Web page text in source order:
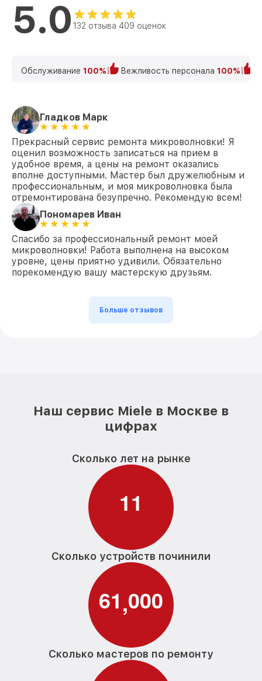
5.0 132 отзыва 409 оценок
Обслуживание 100% Вежливость персонала 100%
Гладков Марк
Прекрасный сервис ремонта микроволновки! Я
оценил возможность записаться на прием в
удобное время, а цены на ремонт оказались
вполне доступными. Мастер был дружелюбным и
профессиональным, и моя микроволновка была
отремонтирована безупречно. Рекомендую всем!
Пономарев Иван
Спасибо за профессиональный ремонт моей
микроволновки! Работа выполнена на высоком
уровне, цены приятно удивили. Обязательно
порекомендую вашу мастерскую друзьям.
Больше отзывов
Наш сервис Miele в Москве в
цифрах
Сколько лет на рынке
11
Сколько устройств починили
61,000
Сколько мастеров по ремонту